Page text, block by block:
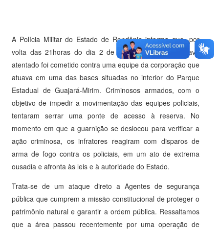
A Polícia Militar do Estado de Rondônia informa que, por
volta das 21horas do dia 2 de abril de 2025, um grave
atentado foi cometido contra uma equipe da corporação que
atuava em uma das bases situadas no interior do Parque
Estadual de Guajará-Mirim. Criminosos armados, com o
objetivo de impedir a movimentação das equipes policiais,
tentaram serrar uma ponte de acesso à reserva. No
momento em que a guarnição se deslocou para verificar a
ação criminosa, os infratores reagiram com disparos de
arma de fogo contra os policiais, em um ato de extrema
ousadia e afronta às leis e à autoridade do Estado.
Trata-se de um ataque direto a Agentes de segurança
pública que cumprem a missão constitucional de proteger o
patrimônio natural e garantir a ordem pública. Ressaltamos
que a área passou recentemente por uma operação de